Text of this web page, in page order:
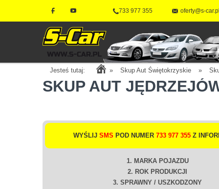
733 977 355 oferty@s-car.pl
Jesteś tutaj: » Skup Aut Świętokrzyskie »
SKUP AUT
WYŚLIJ SMS POD NUMER 733 977 355Z
1. MARKA POJAZDU
2. ROK PRODUKCJI
3. SPRAWNY / USZKODZONY